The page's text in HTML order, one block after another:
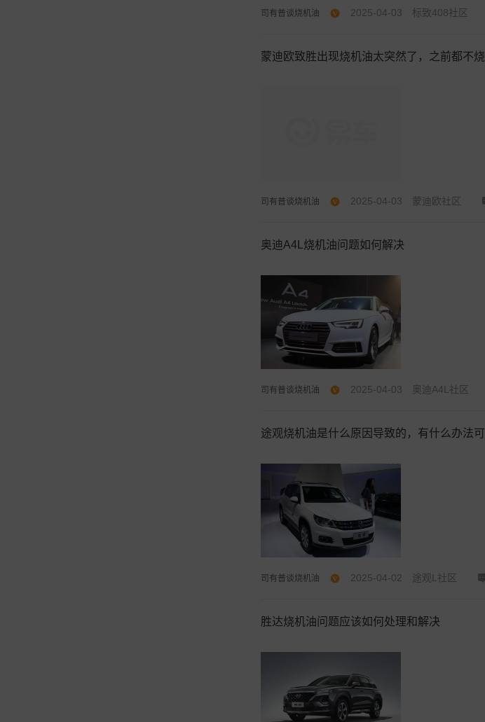
司有普谈烧机油 2025-04-03 标致408社区
蒙迪欧致胜出现烧机油太突然了，之前都不烧
司有普谈烧机油 2025-04-03 蒙迪欧社区
奥迪A4L烧机油问题如何解决
司有普谈烧机油 2025-04-03 奥迪A4L社区
途观烧机油是什么原因导致的，有什么办法可
司有普谈烧机油 2025-04-02 途观L社区
胜达烧机油问题应该如何处理和解决